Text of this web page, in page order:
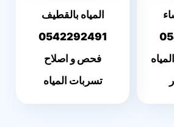
المياه بالقطيف
0542292491
فحص و اصلاح
تسربات المياه